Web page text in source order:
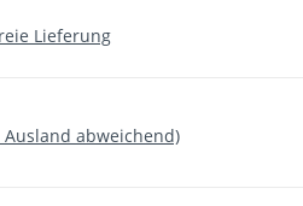
Lieferung
Ausland abweichend)